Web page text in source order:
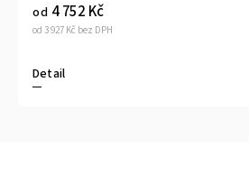
od 3 927 Kč bez DPH
od 4 752 Kč
Detail